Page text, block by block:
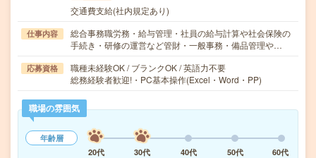
交通費支給(社内規定あり)
仕事内容
総合事務職労務・給与管理・社員の給与計算や社会保険の
手続き・研修の運営など管財・一般事務・備品管理や…
応募資格
職種未経験OK / ブランクOK / 英語力不要
総務経験者歓迎!・PC基本操作(Excel・Word・PP)
職場の雰囲気
年齢層
20代
30代 40代 50代 60代